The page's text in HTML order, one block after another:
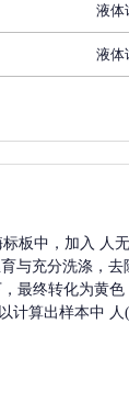
液体
液体
板中，加入 人
育与充分洗涤，
最终转化为黄色
计算出样本中 人